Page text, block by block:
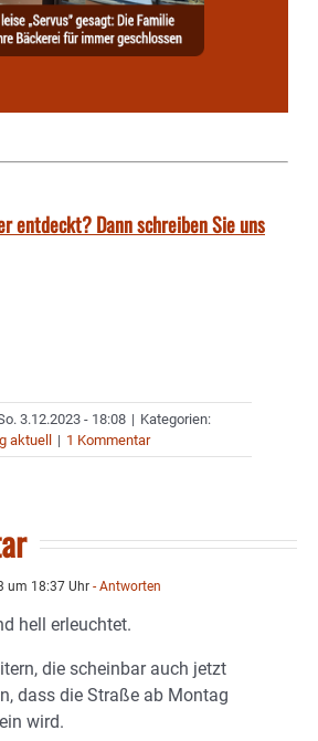
entdeckt? Dann schreiben Sie uns
3.12.2023 - 18:08 | Kategorien:
aktuell | 1 Kommentar
um 18:37 Uhr - Antworten
hell erleuchtet.
die scheinbar auch jetzt
dass die Straße ab Montag
wird.